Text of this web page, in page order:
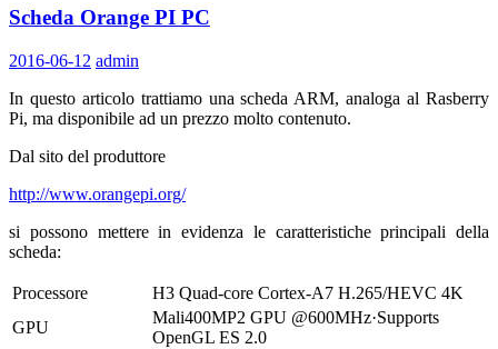
Scheda Orange PI PC
2016-06-12 admin
In questo articolo trattiamo una scheda ARM, analoga al Rasberry
Pi, ma disponibile ad un prezzo molto contenuto.
Dal sito del produttore
http://www.orangepi.org/
si possono mettere in evidenza le caratteristiche principali della
scheda:
Processore
H3 Quad-core Cortex-A7 H.265/HEVC 4K
GPU
Mali400MP2 GPU @600MHz·Supports
OpenGL ES 2.0